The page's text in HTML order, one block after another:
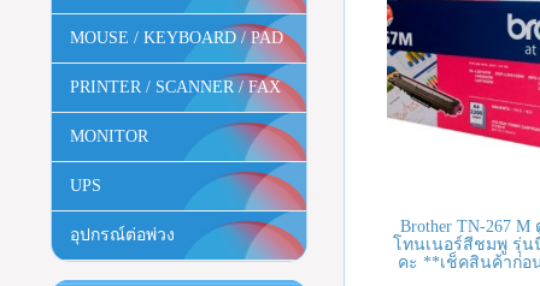
Brother TN-267
โทนเนอร์สีชมพู รุ่น
คะ **เช็คสินค้าก่อ
MOUSE / KEYBOARD / PAD
PRINTER / SCANNER / FAX
MONITOR
UPS
อุปกรณ์ต่อพ่วง